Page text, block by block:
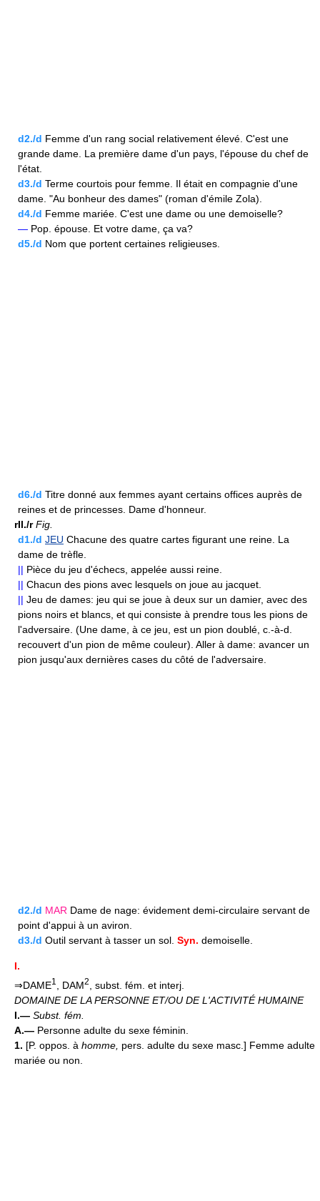
d2./d Femme d'un rang social relativement élevé. C'est une
grande dame. La première dame d'un pays, l'épouse du chef de
l'état.
d3./d Terme courtois pour femme. Il était en compagnie d'une
dame. "Au bonheur des dames" (roman d'émile Zola).
d4./d Femme mariée. C'est une dame ou une demoiselle?
— Pop. épouse. Et votre dame, ça va?
d5./d Nom que portent certaines religieuses.
d6./d Titre donné aux femmes ayant certains offices auprès de
reines et de princesses. Dame d'honneur.
rII./r Fig.
d1./d JEU Chacune des quatre cartes figurant une reine. La
dame de trèfle.
|| Pièce du jeu d'échecs, appelée aussi reine.
|| Chacun des pions avec lesquels on joue au jacquet.
|| Jeu de dames: jeu qui se joue à deux sur un damier, avec des
pions noirs et blancs, et qui consiste à prendre tous les pions de
l'adversaire. (Une dame, à ce jeu, est un pion doublé, c.-à-d.
recouvert d'un pion de même couleur). Aller à dame: avancer un
pion jusqu'aux dernières cases du côté de l'adversaire.
d2./d MAR Dame de nage: évidement demi-circulaire servant de
point d'appui à un aviron.
d3./d Outil servant à tasser un sol. Syn. demoiselle.
I.
⇒DAME1 , DAM2
, subst. fém. et interj.
DOMAINE DE LA PERSONNE ET/OU DE L'ACTIVITÉ HUMAINE
I.— Subst. fém.
A.— Personne adulte du sexe féminin.
1. [P. oppos. à homme, pers. adulte du sexe masc.] Femme adulte
mariée ou non.